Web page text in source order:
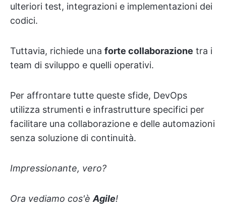
ulteriori test, integrazioni e implementazioni dei
codici.
Tuttavia, richiede una forte collaborazione tra i
team di sviluppo e quelli operativi.
Per affrontare tutte queste sfide, DevOps
utilizza strumenti e infrastrutture specifici per
facilitare una collaborazione e delle automazioni
senza soluzione di continuità.
Impressionante, vero?
Ora vediamo cos'è Agile!